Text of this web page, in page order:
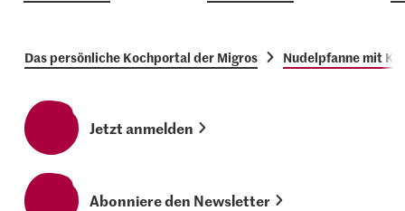
Das persönliche Kochportal der Migros Nudelpfanne mit
Jetzt anmelden
Abonniere den Newsletter